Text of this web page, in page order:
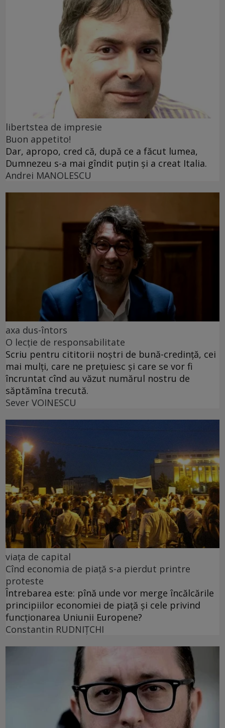
libertstea de impresie
Buon appetito!
Dar, apropo, cred că, după ce a făcut lumea,
Dumnezeu s-a mai gîndit puțin și a creat Italia.
Andrei MANOLESCU
axa dus-întors
O lecție de responsabilitate
Scriu pentru cititorii noștri de bună-credință, cei
mai mulți, care ne prețuiesc și care se vor fi
încruntat cînd au văzut numărul nostru de
săptămîna trecută.
Sever VOINESCU
viața de capital
Cînd economia de piață s-a pierdut printre
proteste
Întrebarea este: pînă unde vor merge încălcările
principiilor economiei de piață și cele privind
funcționarea Uniunii Europene?
Constantin RUDNIŢCHI